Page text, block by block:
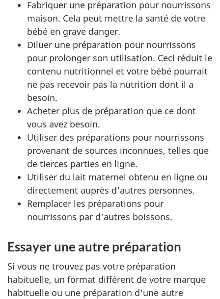
Fabriquer une préparation pour nourrissons
maison. Cela peut mettre la santé de votre
bébé en grave danger.
Diluer une préparation pour nourrissons
pour prolonger son utilisation. Ceci réduit le
contenu nutritionnel et votre bébé pourrait
ne pas recevoir pas la nutrition dont il a
besoin.
Acheter plus de préparation que ce dont
vous avez besoin.
Utiliser des préparations pour nourrissons
provenant de sources inconnues, telles que
de tierces parties en ligne.
Utiliser du lait maternel obtenu en ligne ou
directement auprès d'autres personnes.
Remplacer les préparations pour
nourrissons par d'autres boissons.
Essayer une autre préparation
Si vous ne trouvez pas votre préparation
habituelle, un format différent de votre marque
habituelle ou une préparation d'une autre